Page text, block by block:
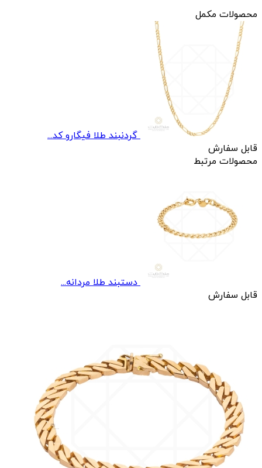
محصولات مکمل
گردنبند طلا فیگارو کد...
قابل سفارش
محصولات مرتبط
دستبند طلا مردانه...
قابل سفارش